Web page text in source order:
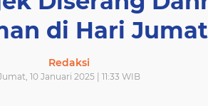
di Hari Jumat
Redaksi
10 Januari 2025 | 11:33 WIB